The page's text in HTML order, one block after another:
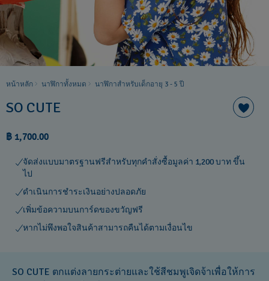
หน้าหลัก นาฬิกาทั้งหมด นาฬิกาสำหรับเด็กอายุ 3 - 5 ปี
SO CUTE
฿ 1,700.00
จัดส่งแบบมาตรฐานฟรีสำหรับทุกคำสั่งซื้อมูลค่า 1,200 บาท ขึ้น
ไป
ดำเนินการชำระเงินอย่างปลอดภัย
เพิ่มข้อความบนการ์ดของขวัญฟรี
หากไม่พึงพอใจสินค้าสามารถคืนได้ตามเงื่อนไข
SO CUTE ตกแต่งลายกระต่ายและใช้สีชมพูเจิดจ้าเพื่อให้การ